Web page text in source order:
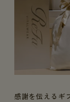
感謝を伝えるギ